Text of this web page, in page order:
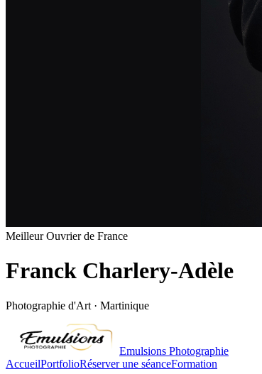
Meilleur Ouvrier de France
Franck Charlery-Adèle
Photographie d'Art · Martinique
Emulsions Photographie
AccueilPortfolioRéserver une séanceFormation